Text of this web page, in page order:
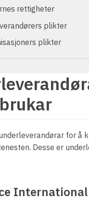
lagret om deg
rettigheter
plikter
plikter
for å
Desse er
International